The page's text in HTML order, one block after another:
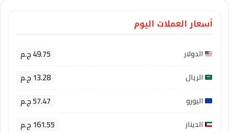
أسعار العملات اليوم
الدولار 49.75 ج.م
الريال 13.28 ج.م
اليورو 57.47 ج.م
الدينار 161.55 ج.م